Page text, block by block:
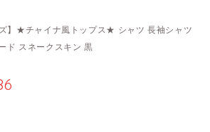
】★チャイナ風トップス★ シャツ 長袖シャツ
ド スネークスキン 黒